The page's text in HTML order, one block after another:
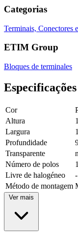
Categorias
Terminais, Conectores
ETIM Group
Bloques de terminales
Especificações
Cor
Altura
Largura
Profundidade
Transparente
Número de polos
Livre de halogéneo
-
Método de montagem
Ver mais